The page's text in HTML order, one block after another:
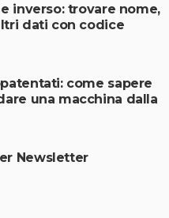
inverso: trovare nome,
dati con codice
come sapere
una macchina dalla
Newsletter